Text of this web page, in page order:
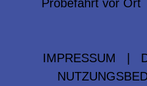
Probefahrt vor Ort
IMPRESSUM